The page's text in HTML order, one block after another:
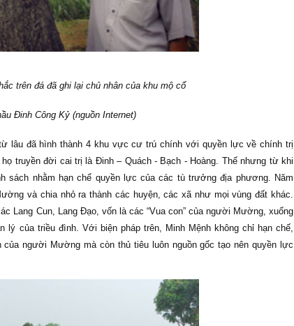
trên đá đã ghi lại chủ nhân của khu mộ cổ
Đinh Công Kỷ (nguồn Internet)
lâu đã hình thành 4 khu vực cư trú chính với quyền lực về chính trị
truyền đời cai trị là Đinh – Quách - Bạch - Hoàng. Thế nhưng từ khi
sách nhằm hạn chế quyền lực của các tù trưởng địa phương. Năm
và chia nhỏ ra thành các huyện, các xã như mọi vùng đất khác.
Lang Cun, Lang Đạo, vốn là các “Vua con” của người Mường, xuống
của triều đình. Với biện pháp trên, Minh Mệnh không chỉ hạn chế,
người Mường mà còn thủ tiêu luôn nguồn gốc tạo nên quyền lực